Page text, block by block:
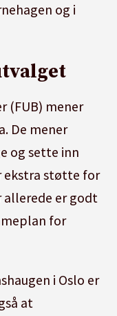
og i
(FUB) mener
De mener
og sette inn
ekstra støtte for
allerede er godt
for
i Oslo er
at